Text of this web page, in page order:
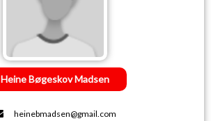
Heine Bøgeskov Madsen
heinebmadsen@gmail.com